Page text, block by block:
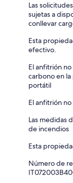
Las
sujetas a
conllevar
Esta
efectivo.
El anfitrión
carbono en
portátil
El anfitrión
Las medidas
de incendios
Esta
Número de